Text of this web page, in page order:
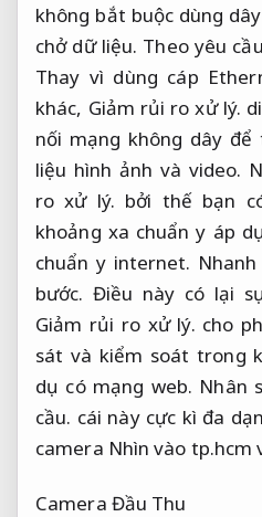
không bắt buộc dùng
chở dữ liệu. Theo yêu
Thay vì dùng cáp
khác, Giảm rủi ro xử lý.
nối mạng không dây
liệu hình ảnh và video.
ro xử lý. bởi thế bạn
khoảng xa chuẩn y áp
chuẩn y internet.
bước. Điều này có lại
Giảm rủi ro xử lý. cho
sát và kiểm soát trong
dụ có mạng web. Nhân
cầu. cái này cực kì đa
camera Nhìn vào tp.hcm
Camera Đầu Thu